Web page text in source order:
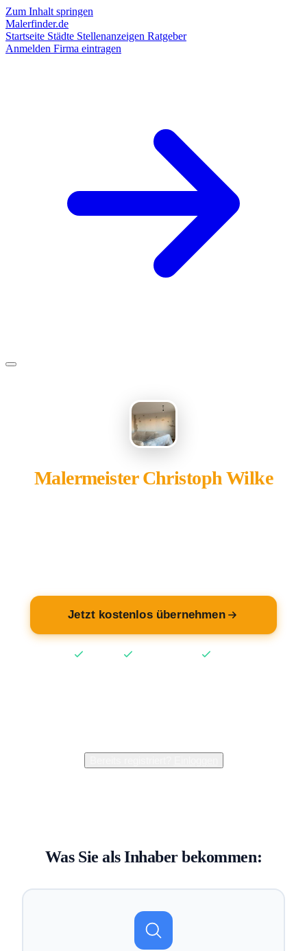
Zum Inhalt springen
Malerfinder.de
Startseite Städte Stellenanzeigen Ratgeber
Anmelden Firma eintragen
Malermeister Christoph Wilke
Jetzt kostenlos übernehmen
Was Sie als Inhaber bekommen: